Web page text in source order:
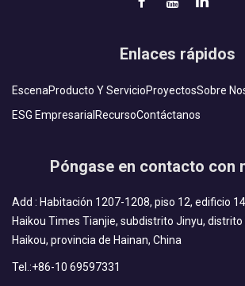
Enlaces rápidos
EscenaProducto Y ServicioProyectosSobre
ESG Empresarial RecursoContáctanos
Póngase en contacto con
Add : Habitación 1207-1208, piso 12, edificio
Haikou Times Tianjie, subdistrito Jinyu,
Haikou, provincia de Hainan, China
Tel.:+86-10 69597331